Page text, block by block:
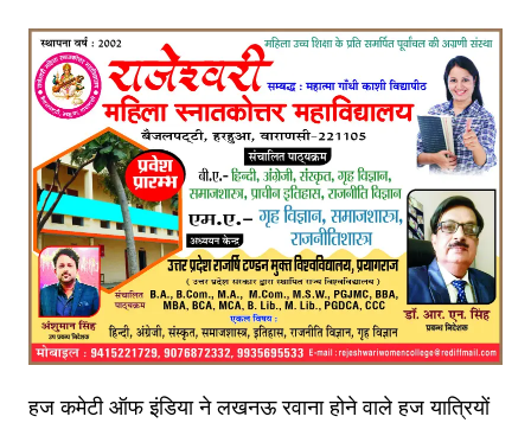
हज कमेटी ऑफ इंडिया ने लखनऊ रवाना होने वाले हज यात्रियों